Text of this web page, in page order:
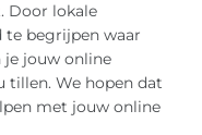
Door lokale
te begrijpen waar
je jouw online
tillen. We hopen dat
met jouw online